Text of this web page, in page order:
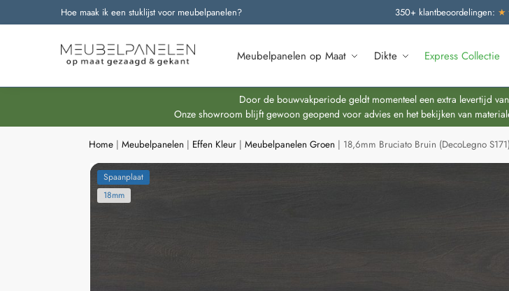
Hoe maak ik een stuklijst voor meubelpanelen? 350+ klantbeoordelingen:
Meubelpanelen op Maat Dikte Express Collectie
Onze nieuwste producten
Door de bouwvakperiode geldt momenteel een extra levertijd
Onze showroom blijft gewoon geopend voor advies en het bekijken van
Home |Meubelpanelen | Effen Kleur |Meubelpanelen Groen | 18,6mm Bruciato Bruin (DecoLegno S171)
Spaanplaat
18mm